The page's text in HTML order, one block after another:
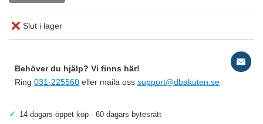
Slut i lager
Behöver du hjälp? Vi finns här!
Ring 031-225560 eller maila oss support@dbakuten.se
✓ 14 dagars öppet köp - 60 dagars bytesrätt